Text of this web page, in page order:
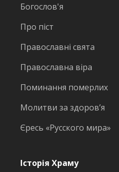
Богослов'я
Про піст
Православні свята
Православна віра
Поминання померлих
Молитви за здоров’я
Єресь «Русского мира»
Історія Храму